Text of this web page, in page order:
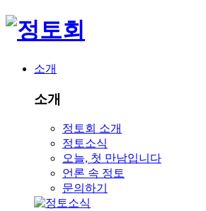
소개
소개
정토회 소개
정토소식
오늘, 첫 만남입니다
언론 속 정토
문의하기